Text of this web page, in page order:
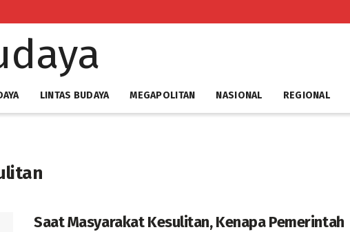
LINTAS BUDAYA MEGAPOLITAN NASIONAL REGIONAL
Saat Masyarakat Kesulitan, Kenapa Pemerintah